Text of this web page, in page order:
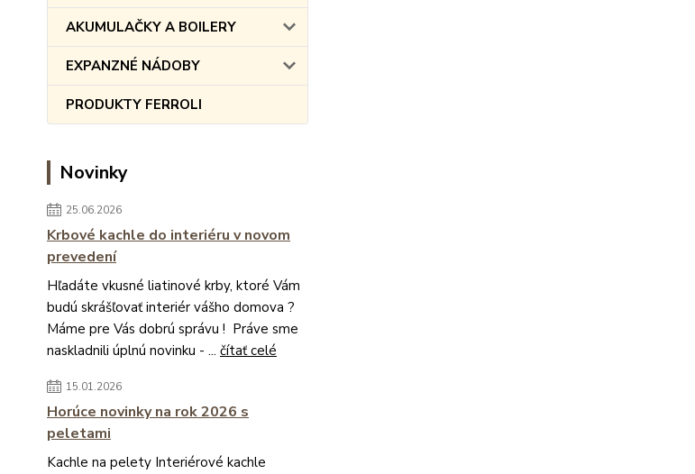
AKUMULAČKY A BOILERY
EXPANZNÉ NÁDOBY
PRODUKTY FERROLI
Novinky
25.06.2026
Krbové kachle do interiéru v novom
prevedení
Hľadáte vkusné liatinové krby, ktoré Vám
budú skrášľovať interiér vášho domova ?
Máme pre Vás dobrú správu ! Práve sme
naskladnili úplnú novinku - ... čítať celé
15.01.2026
Horúce novinky na rok 2026 s
peletami
Kachle na pelety Interiérové kachle